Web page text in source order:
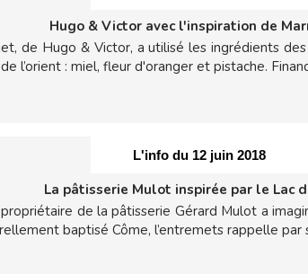
Hugo & Victor avec l'inspiration de
de Hugo & Victor, a utilisé les ingrédients
l’orient : miel, fleur d'oranger et pistache.
L'info du 12 juin 2018
La pâtisserie Mulot inspirée par le Lac
de la pâtisserie Gérard Mulot a
baptisé Côme, l’entremets rappelle par